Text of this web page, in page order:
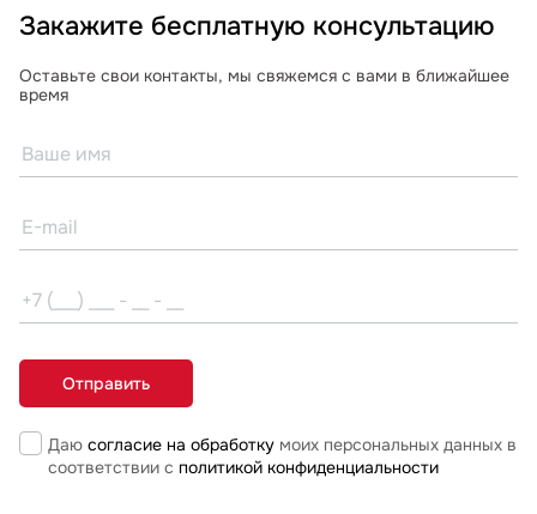
Закажите бесплатную консультацию
Оставьте свои контакты, мы свяжемся с вами в ближайшее
время
Даю согласие на обработкумоих персональных данных в
соответствии с политикой конфиденциальности